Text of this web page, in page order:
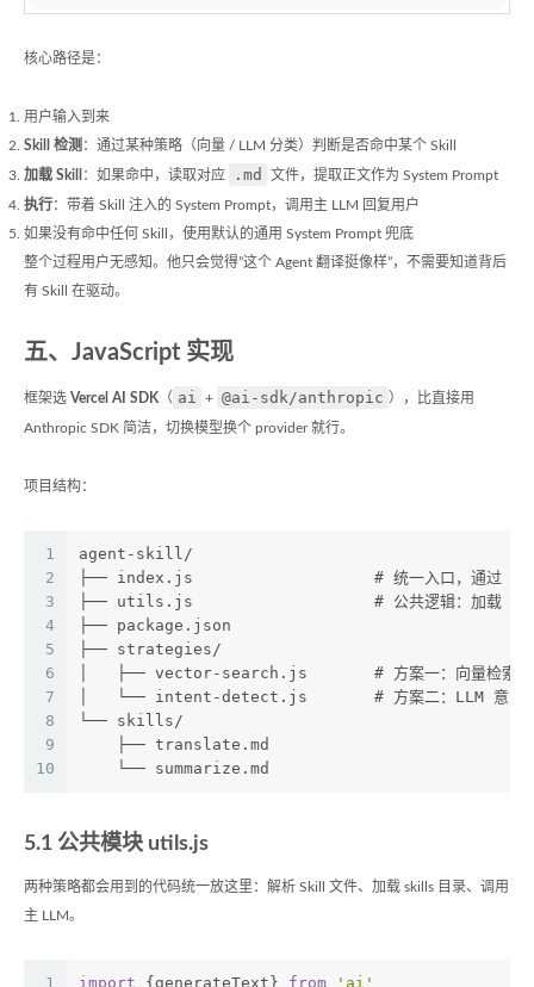
核心路径是：
用户输入到来
Skill 检测 ：通过某种策略（向量 / LLM 分类）判断是否命中某个 Skill
加载 Skill ：如果命中，读取对应 .md 文件，提取正文作为 System Prompt
执行：带着 Skill 注入的 System Prompt，调用主 LLM 回复用户
如果没有命中任何 Skill，使用默认的通用 System Prompt 兜底
整个过程用户无感知。他只会觉得”这个 Agent 翻译挺像样”，不需要知道背后
有 Skill 在驱动。
五、JavaScript 实现
框架选 Vercel AI SDK （ ai + @ai-sdk/anthropic ），比直接用
Anthropic SDK 简洁，切换模型换个 provider 就行。
项目结构：
1
2
3
4
5
6
7
8
9
10
agent-skill/
├── index.js                   # 统一入口，通过
├── utils.js                   # 公共逻辑：加载 Skill
├── package.json
├── strategies/
│   ├── vector-search.js       # 方案一：向量检索
│   └── intent-detect.js       # 方案二：LLM 意图
└── skills/
    ├── translate.md
    └── summarize.md
5.1 公共模块 utils.js
两种策略都会用到的代码统一放这里：解析 Skill 文件、加载 skills 目录、调用
主 LLM。
1
import {generateText} from
'ai'